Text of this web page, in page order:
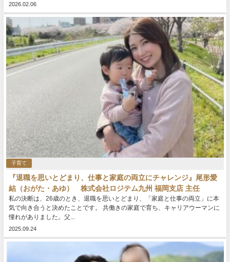
2026.02.06
子育て
『退職を思いとどまり、仕事と家庭の両立にチャレンジ』尾形愛
結（おがた・あゆ） 株式会社ロジテム九州 福岡支店 主任
私の決断は、26歳のとき、退職を思いとどまり、「家庭と仕事の両立」に本
気で向き合うと決めたことです。 共働きの家庭で育ち、キャリアウーマンに
憧れがありました。父...
2025.09.24